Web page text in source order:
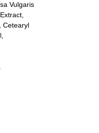
Vulgaris
Cetearyl